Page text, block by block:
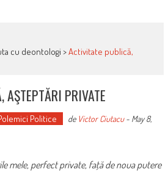
cu deontologi >Activitate publică,
PRIVATE
Politice de Victor Ciutacu- May 8,
mele, perfect private, faţă de noua putere